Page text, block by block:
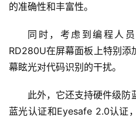
的准确性和丰富性。
同时，考虑到编程人
RD280U在屏幕面板上特别添
幕眩光对代码识别的干扰。
此外，它还支持硬件级
蓝光认证和Eyesafe 2.0认证